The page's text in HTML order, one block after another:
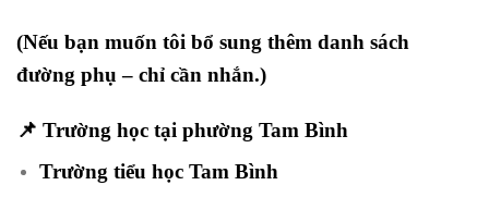
(Nếu bạn muốn tôi bổ sung thêm danh sách
đường phụ – chỉ cần nhắn.)
📌 Trường học tại phường Tam Bình
Trường tiểu học Tam Bình